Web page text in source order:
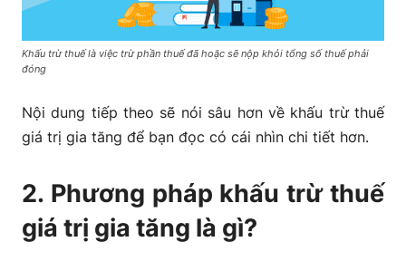
Khấu trừ thuế là việc trừ phần thuế đã hoặc sẽ nộp khỏi tổng số thuế phải
đóng
Nội dung tiếp theo sẽ nói sâu hơn về khấu trừ thuế
giá trị gia tăng để bạn đọc có cái nhìn chi tiết hơn.
2. Phương pháp khấu trừ thuế
giá trị gia tăng là gì?